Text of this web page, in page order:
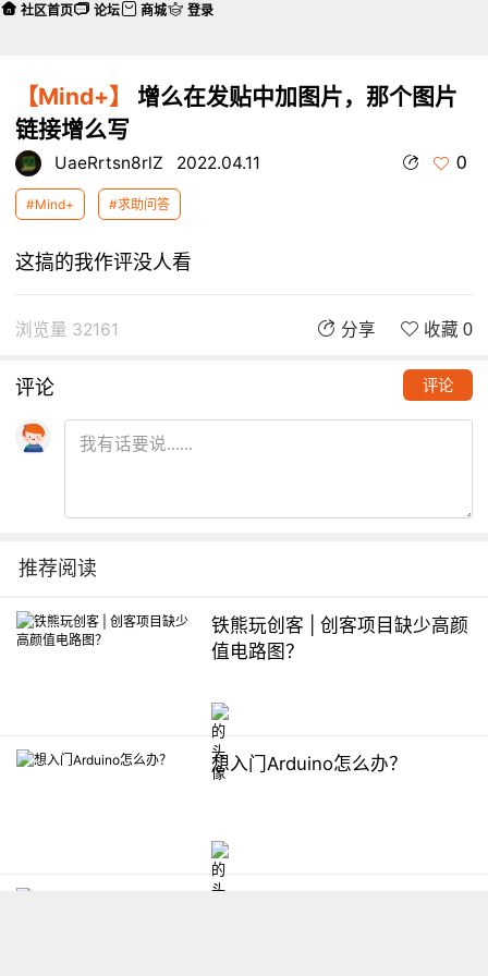
【Mind+】
增么在发贴中加图片，那个图片
链接增么写
UaeRrtsn8rlZ 2022.04.11 0
#Mind+ #求助问答
这搞的我作评没人看
浏览量 32161 分享 收藏 0
评论 评论
推荐阅读
铁熊玩创客 | 创客项目缺少高颜
值电路图？
想入门Arduino怎么办？
社区首页 论坛 商城 登录